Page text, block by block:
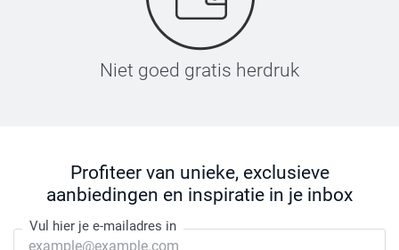
Niet goed gratis herdruk
Profiteer van unieke, exclusieve
aanbiedingen en inspiratie in je inbox
Vul hier je e-mailadres in